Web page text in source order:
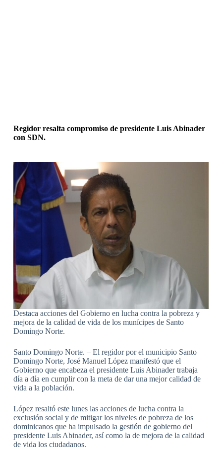
Regidor resalta compromiso de presidente Luis Abinader
con SDN.
Destaca acciones del Gobierno en lucha contra la pobreza y
mejora de la calidad de vida de los munícipes de Santo
Domingo Norte.
Santo Domingo Norte. – El regidor por el municipio Santo
Domingo Norte, José Manuel López manifestó que el
Gobierno que encabeza el presidente Luis Abinader trabaja
día a día en cumplir con la meta de dar una mejor calidad de
vida a la población.
López resaltó este lunes las acciones de lucha contra la
exclusión social y de mitigar los niveles de pobreza de los
dominicanos que ha impulsado la gestión de gobierno del
presidente Luis Abinader, así como la de mejora de la calidad
de vida los ciudadanos.